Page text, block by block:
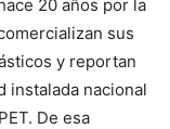
20 años por la
sus
y reportan
instalada nacional
De esa